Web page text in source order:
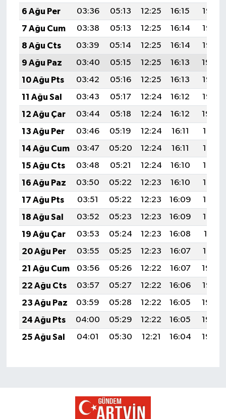
6 Ağu Per
03:36 05:13 12:25 16:15
19:28
7 Ağu Cum
03:38 05:13 12:25 16:14
19:26
8 Ağu Cts
03:39 05:14 12:25 16:14
19:25
9 Ağu Paz
03:40 05:15 12:25 16:13
19:24
10 Ağu Pts
03:42 05:16 12:25 16:13
19:23
11 Ağu Sal
03:43 05:17 12:24 16:12
19:22
12 Ağu Çar
03:44 05:18 12:24 16:12
19:20
13 Ağu Per
03:46 05:19 12:24 16:11
19:19
14 Ağu Cum
03:47 05:20 12:24 16:11
19:18
15 Ağu Cts
03:48 05:21 12:24 16:10
19:17
16 Ağu Paz
03:50 05:22 12:23 16:10
19:15
17 Ağu Pts
03:51 05:22 12:23 16:09
19:14
18 Ağu Sal
03:52 05:23 12:23 16:09
19:13
19 Ağu Çar
03:53 05:24 12:23 16:08
19:11
20 Ağu Per
03:55 05:25 12:23 16:07
19:10
21 Ağu Cum
03:56 05:26 12:22 16:07
19:09
22 Ağu Cts
03:57 05:27 12:22 16:06
19:07
23 Ağu Paz
03:59 05:28 12:22 16:05
19:06
24 Ağu Pts
04:00 05:29 12:22 16:05
19:04
25 Ağu Sal
04:01 05:30 12:21 16:04 19:03